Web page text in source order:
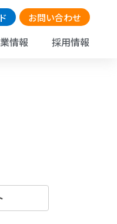
お問い合わせ
情報 採用情報